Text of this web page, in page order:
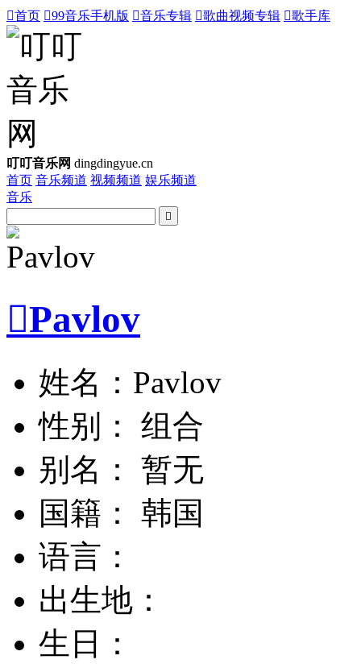
首页 99音乐手机版 音乐专辑 歌曲视频专辑 歌手库
叮叮音乐网 dingdingyue.cn
首页 音乐频道 视频频道 娱乐频道
音乐

Pavlov
姓名：Pavlov
性别： 组合
别名： 暂无
国籍： 韩国
语言：
出生地：
生日：